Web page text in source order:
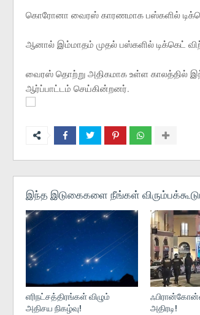
கொரோனா வைரஸ் காரணமாக பஸ்களில்
ஆனால் இம்மாதம் முதல் பஸ்களில் டிக்கெட்
வைரஸ் தொற்று அதிகமாக உள்ள காலத்தில்
ஆர்ப்பாட்டம் செய்கின்றனர்.
இந்த இடுகைகளை நீங்கள்
எரிநட்சத்திரங்கள் விழும்
அதிசய நிகழ்வு!
அதிரடி!